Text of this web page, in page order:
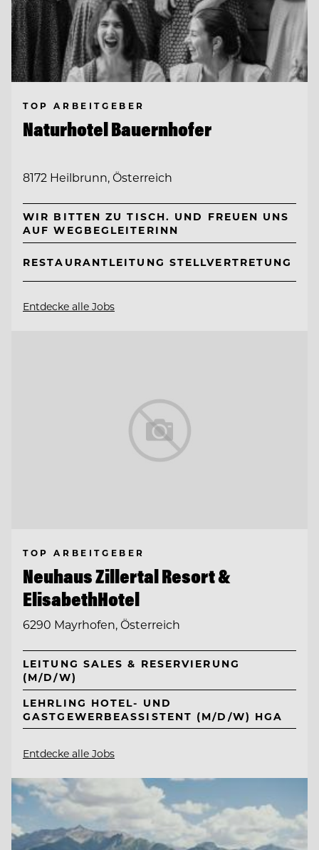
TOP ARBEITGEBER
Naturhotel Bauernhofer
8172 Heilbrunn, Österreich
WIR BITTEN ZU TISCH. UND FREUEN UNS
AUF WEGBEGLEITERINN
RESTAURANTLEITUNG STELLVERTRETUNG
Entdecke alle Jobs
TOP ARBEITGEBER
Neuhaus Zillertal Resort &
ElisabethHotel
6290 Mayrhofen, Österreich
LEITUNG SALES & RESERVIERUNG
(M/D/W)
LEHRLING HOTEL- UND
GASTGEWERBEASSISTENT (M/D/W) HGA
Entdecke alle Jobs